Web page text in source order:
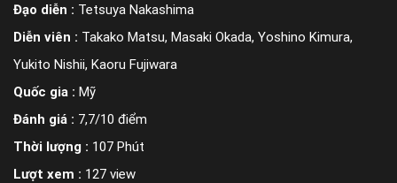
Đạo diễn : Tetsuya Nakashima
Diễn viên : Takako Matsu, Masaki Okada, Yoshino Kimura,
Yukito Nishii, Kaoru Fujiwara
Quốc gia : Mỹ
Đánh giá : 7,7/10 điểm
Thời lượng : 107 Phút
Lượt xem : 127 view